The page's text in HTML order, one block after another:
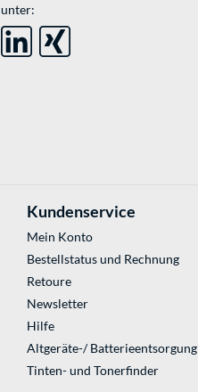
unter:
Kundenservice
Mein Konto
Bestellstatus und Rechnung
Retoure
Newsletter
Hilfe
Altgeräte-/ Batterieentsorgung
Tinten- und Tonerfinder